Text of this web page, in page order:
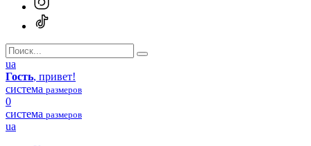
ua
Гость, привет!
система размеров
0
система размеров
ua